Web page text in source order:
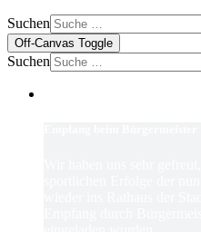
Suchen
Off-Canvas Toggle
Suchen